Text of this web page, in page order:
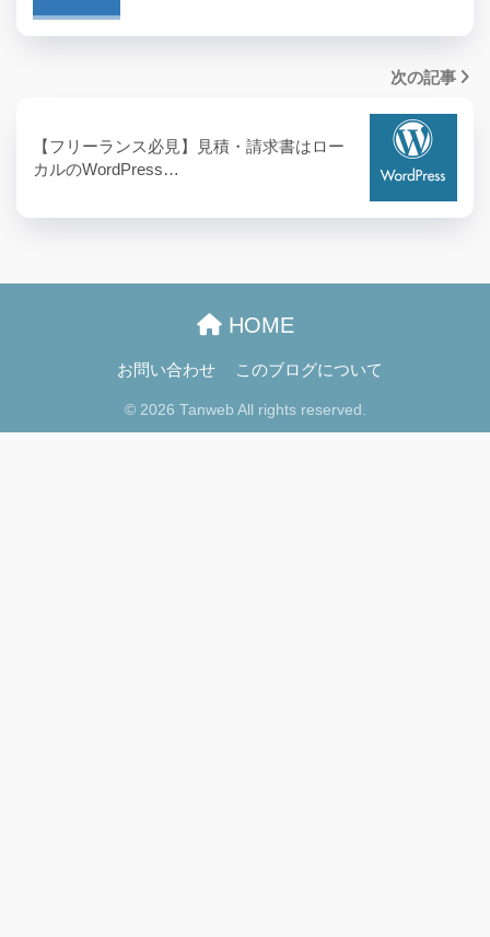
次の記事
【フリーランス必見】見積・請求書はロー
カルのWordPress…
HOME
お問い合わせ このブログについて
© 2026 Tanweb All rights reserved.